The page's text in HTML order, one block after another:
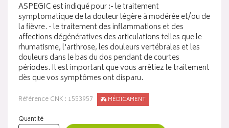
ASPEGIC est indiqué pour :- le traitement
symptomatique de la douleur légère à modérée et/ou de
la fièvre. - le traitement des inflammations et des
affections dégénératives des articulations telles que le
rhumatisme, l'arthrose, les douleurs vertébrales et les
douleurs dans le bas du dos pendant de courtes
périodes. Il est important que vous arrêtiez le traitement
dès que vos symptômes ont disparu.
Référence CNK : 1553957 MÉDICAMENT
Quantité